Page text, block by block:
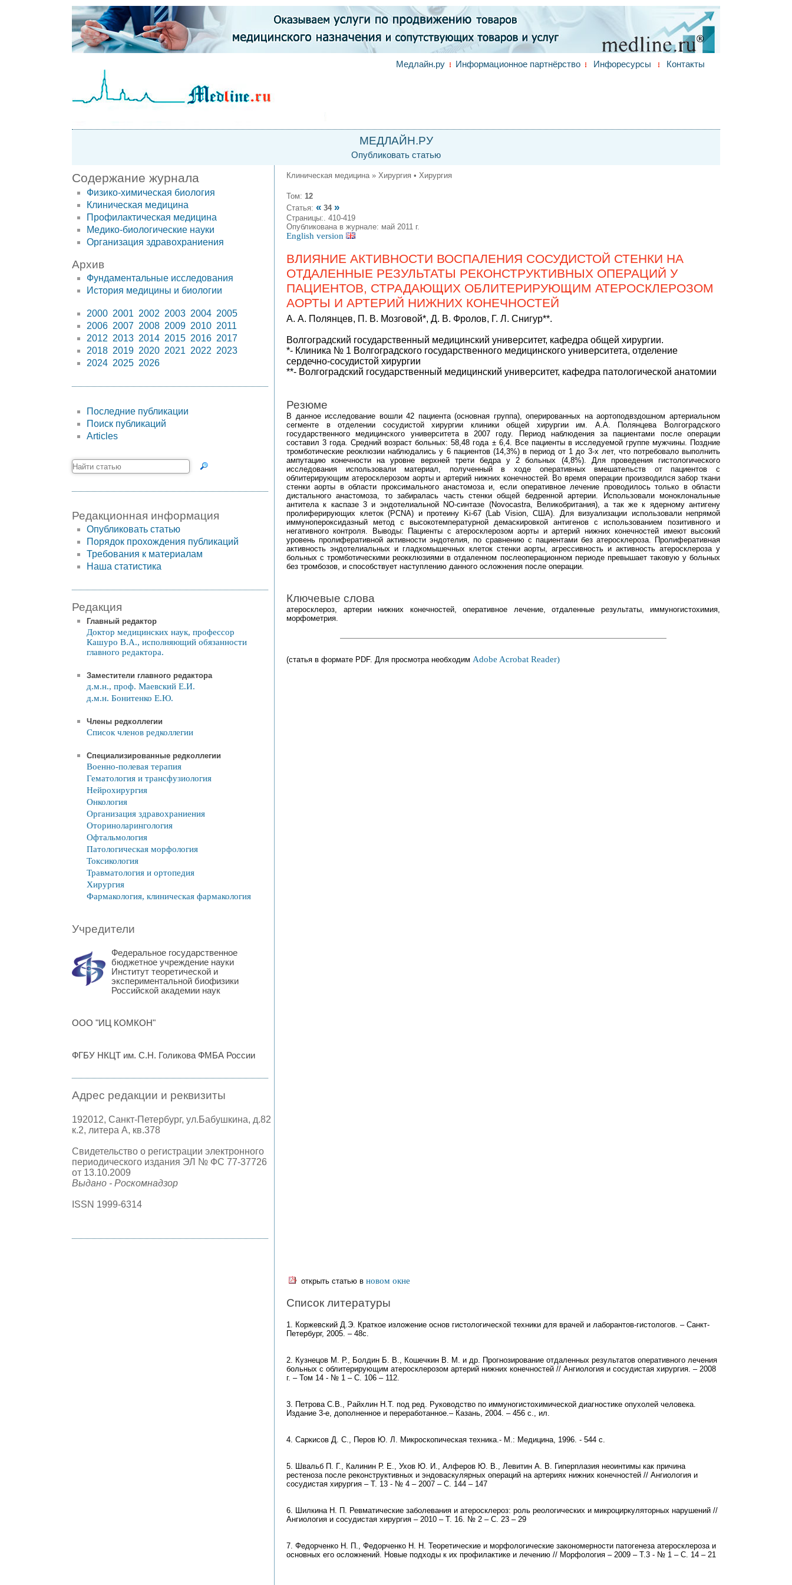
Медлайн.ру Информационное партнёрство Инфоресурсы Контакты
МЕДЛАЙН.РУ
Опубликовать статью
Содержание журнала
Физико-химическая биология
Клиническая медицина
Профилактическая медицина
Медико-биологические науки
Организация здравохраниения
Архив
Фундаментальные исследования
История медицины и биологии
2000 2001 2002 2003 2004 2005
2006 2007 2008 2009 2010 2011
2012 2013 2014 2015 2016 2017
2018 2019 2020 2021 2022 2023
2024 2025 2026
Последние публикации
Поиск публикаций
Articles
Редакционная информация
Опубликовать статью
Порядок прохождения публикаций
Требования к материалам
Наша статистика
Редакция
Главный редактор
Доктор медицинских наук, профессор
Кашуро В.А., исполняющий обязанности
главного редактора.
Заместители главного редактора
д.м.н., проф. Маевский Е.И.
д.м.н. Бонитенко Е.Ю.
Члены редколлегии
Список членов редколлегии
Специализированные редколлегии
Военно-полевая терапия
Гематология и трансфузиология
Нейрохирургия
Онкология
Организация здравохраниения
Оториноларингология
Офтальмология
Патологическая морфология
Токсикология
Травматология и ортопедия
Хирургия
Фармакология, клиническая фармакология
Учредители
Федеральное государственное
бюджетное учреждение науки
Институт теоретической и
экспериментальной биофизики
Российской академии наук
ООО "ИЦ КОМКОН"
ФГБУ НКЦТ им. С.Н. Голикова ФМБА России
Адрес редакции и реквизиты
192012, Санкт-Петербург, ул.Бабушкина, д.82
к.2, литера А, кв.378
Свидетельство о регистрации электронного
периодического издания ЭЛ № ФС 77-37726
от 13.10.2009
Выдано - Роскомнадзор
ISSN 1999-6314
Клиническая медицина » Хирургия • Хирургия
Том: 12
Статья: « 34 »
Страницы:. 410-419
Опубликована в журнале: май 2011 г.
English version
ВЛИЯНИЕ АКТИВНОСТИ ВОСПАЛЕНИЯ СОСУДИСТОЙ СТЕНКИ НА
ОТДАЛЕННЫЕ РЕЗУЛЬТАТЫ РЕКОНСТРУКТИВНЫХ ОПЕРАЦИЙ У
ПАЦИЕНТОВ, СТРАДАЮЩИХ ОБЛИТЕРИРУЮЩИМ АТЕРОСКЛЕРОЗОМ
АОРТЫ И АРТЕРИЙ НИЖНИХ КОНЕЧНОСТЕЙ
А. А. Полянцев, П. В. Мозговой*, Д. В. Фролов, Г. Л. Снигур**.
Волгоградский государственный медицинский университет, кафедра общей хирургии.
*- Клиника № 1 Волгоградского государственного медицинского университета, отделение
сердечно-сосудистой хирургии
**- Волгоградский государственный медицинский университет, кафедра патологической анатомии
Резюме
В данное исследование вошли 42 пациента (основная группа), оперированных на аортоподвздошном артериальном
сегменте в отделении сосудистой хирургии клиники общей хирургии им. А.А. Полянцева Волгоградского
государственного медицинского университета в 2007 году. Период наблюдения за пациентами после операции
составил 3 года. Средний возраст больных: 58,48 года ± 6,4. Все пациенты в исследуемой группе мужчины. Поздние
тромботические реоклюзии наблюдались у 6 пациентов (14,3%) в период от 1 до 3-х лет, что потребовало выполнить
ампутацию конечности на уровне верхней трети бедра у 2 больных (4,8%). Для проведения гистологического
исследования использовали материал, полученный в ходе оперативных вмешательств от пациентов с
облитерирующим атеросклерозом аорты и артерий нижних конечностей. Во время операции производился забор ткани
стенки аорты в области проксимального анастомоза и, если оперативное лечение проводилось только в области
дистального анастомоза, то забиралась часть стенки общей бедренной артерии. Использовали моноклональные
антитела к каспазе 3 и эндотелиальной NO-синтазе (Novocastra, Великобритания), а так же к ядерному антигену
пролиферирующих клеток (PCNA) и протеину Ki-67 (Lab Vision, США). Для визуализации использовали непрямой
иммунопероксидазный метод с высокотемпературной демаскировкой антигенов с использованием позитивного и
негативного контроля. Выводы: Пациенты с атеросклерозом аорты и артерий нижних конечностей имеют высокий
уровень пролиферативной активности эндотелия, по сравнению с пациентами без атеросклероза. Пролиферативная
активность эндотелиальных и гладкомышечных клеток стенки аорты, агрессивность и активность атеросклероза у
больных с тромботическими реокклюзиями в отдаленном послеоперационном периоде превышает таковую у больных
без тромбозов, и способствует наступлению данного осложнения после операции.
Ключевые слова
атеросклероз, артерии нижних конечностей, оперативное лечение, отдаленные результаты, иммуногистохимия,
морфометрия.
(статья в формате PDF. Для просмотра необходим Adobe Acrobat Reader)
открыть статью в новом окне
Список литературы
1. Коржевский Д.Э. Краткое изложение основ гистологической техники для врачей и лаборантов-гистологов. – Санкт-
Петербург, 2005. – 48с.
2. Кузнецов М. Р., Болдин Б. В., Кошечкин В. М. и др. Прогнозирование отдаленных результатов оперативного лечения
больных с облитерирующим атеросклерозом артерий нижних конечностей // Ангиология и сосудистая хирургия. – 2008
г. – Том 14 - № 1 – С. 106 – 112.
3. Петрова С.В., Райхлин Н.Т. под ред. Руководство по иммуногистохимической диагностике опухолей человека.
Издание 3-е, дополненное и переработанное.– Казань, 2004. – 456 с., ил.
4. Саркисов Д. С., Перов Ю. Л. Микроскопическая техника.- М.: Медицина, 1996. - 544 с.
5. Швальб П. Г., Калинин Р. Е., Ухов Ю. И., Алферов Ю. В., Левитин А. В. Гиперплазия неоинтимы как причина
рестеноза после реконструктивных и эндоваскулярных операций на артериях нижних конечностей // Ангиология и
сосудистая хирургия – Т. 13 - № 4 – 2007 – С. 144 – 147
6. Шилкина Н. П. Ревматические заболевания и атеросклероз: роль реологических и микроциркуляторных нарушений //
Ангиология и сосудистая хирургия – 2010 – Т. 16. № 2 – С. 23 – 29
7. Федорченко Н. П., Федорченко Н. Н. Теоретические и морфологические закономерности патогенеза атеросклероза и
основных его осложнений. Новые подходы к их профилактике и лечению // Морфология – 2009 – Т.3 - № 1 – С. 14 – 21